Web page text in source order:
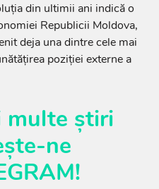
din ultimii ani indică o
Republicii Moldova,
deja una dintre cele mai
poziției externe a
multe știri
ne
!